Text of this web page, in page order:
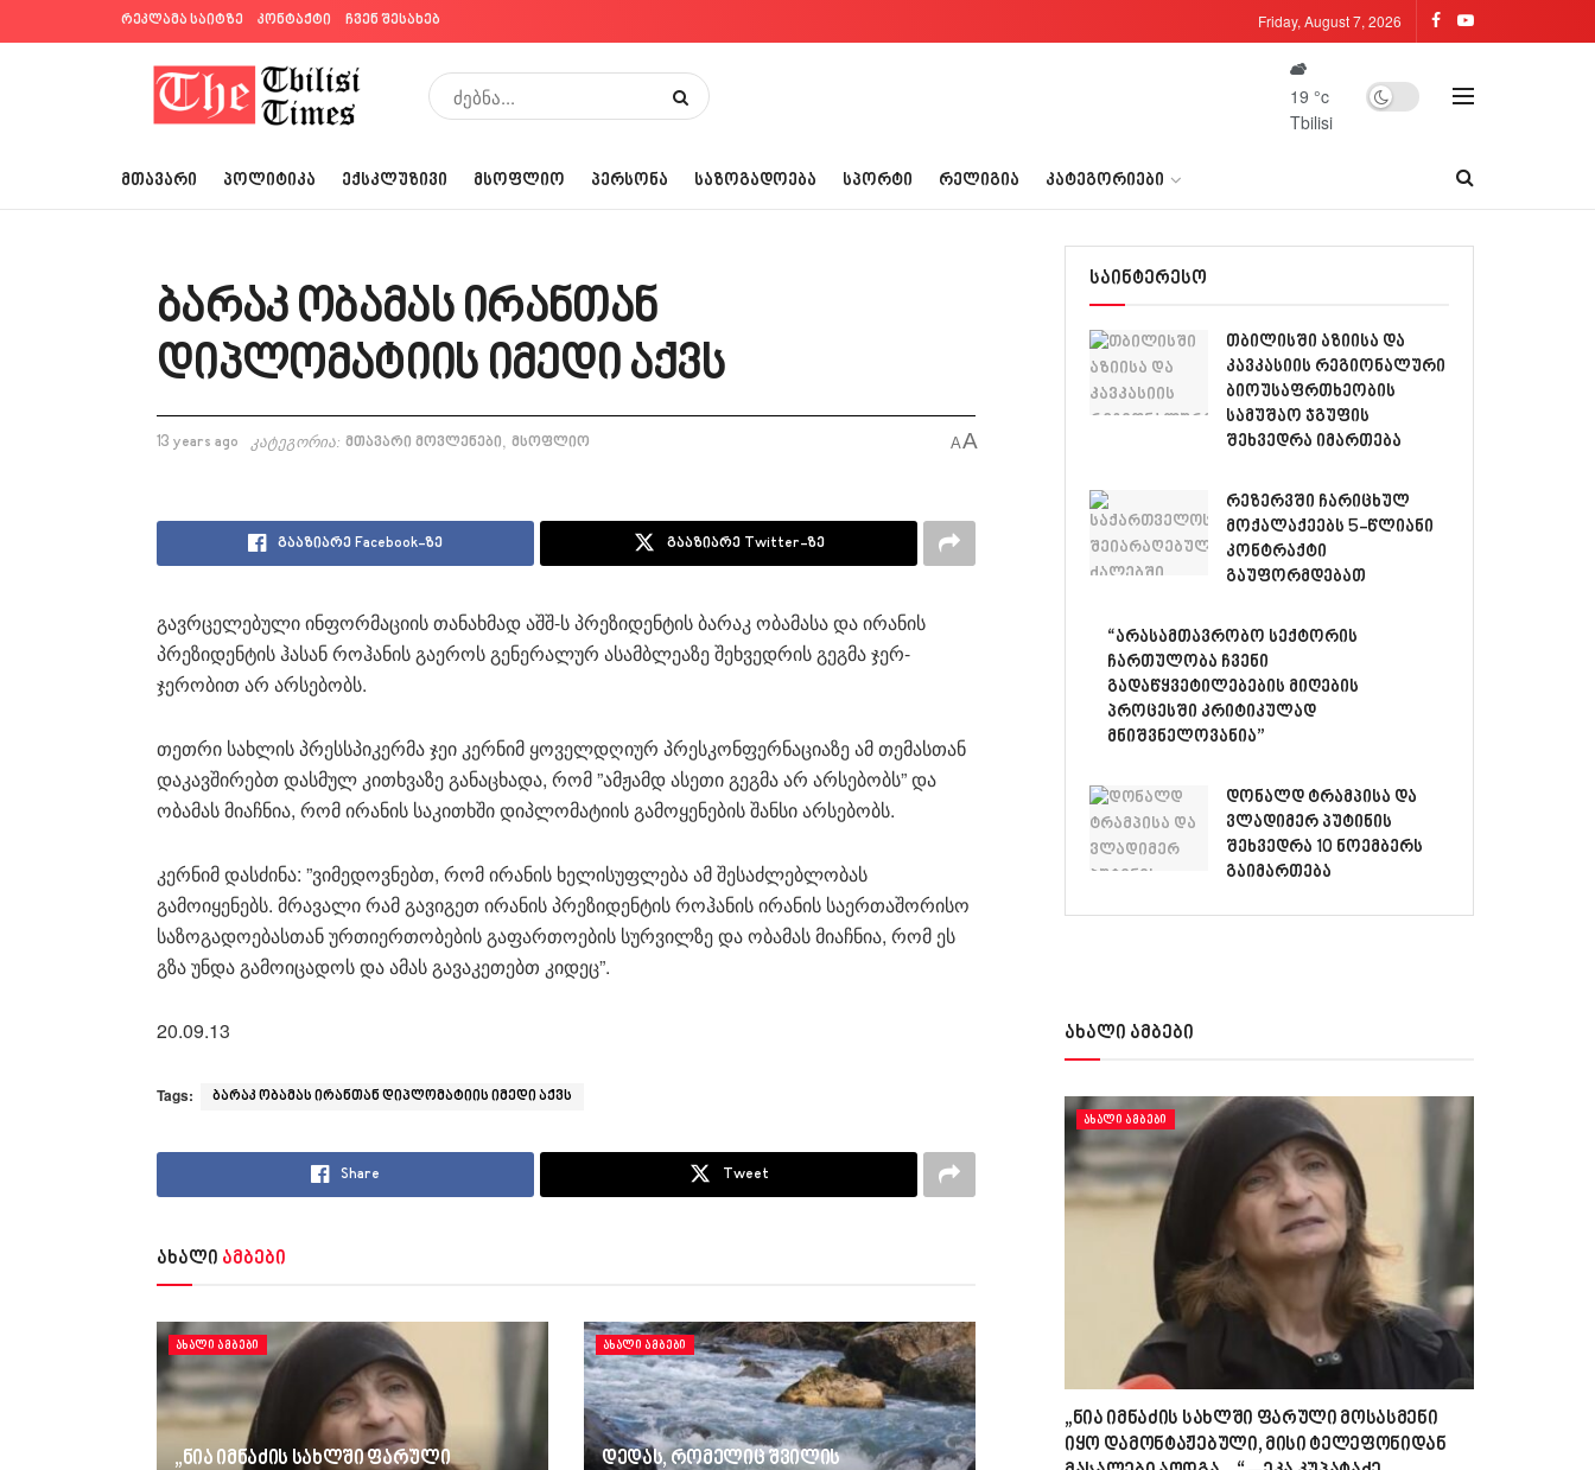
რეკლამა საიტზე კონტაქტი ჩვენ შესახებ Friday, August 7, 2026
19 °c
Tbilisi
ᲛᲗᲐᲕᲐᲠᲘ ᲞᲝᲚᲘᲢᲘᲙᲐ ᲔᲥᲡᲙᲚᲣᲖᲘᲕᲘ ᲛᲡᲝᲤᲚᲘᲝ ᲞᲔᲠᲡᲝᲜᲐ ᲡᲐᲖᲝᲒᲐᲓᲝᲔᲑᲐ ᲡᲞᲝᲠᲢᲘ ᲠᲔᲚᲘᲒᲘᲐ ᲙᲐᲢᲔᲒᲝᲠᲘᲔᲑᲘ
ბარაკ ობამას ირანთან
დიპლომატიის იმედი აქვს
13 years ago კატეგორია: მთავარი მოვლენები, მსოფლიო AA
გააზიარე Facebook-ზე გააზიარე Twitter-ზე
გავრცელებული ინფორმაციის თანახმად აშშ-ს პრეზიდენტის ბარაკ ობამასა და ირანის
პრეზიდენტის ჰასან როჰანის გაეროს გენერალურ ასამბლეაზე შეხვედრის გეგმა ჯერ-
ჯერობით არ არსებობს.
თეთრი სახლის პრესსპიკერმა ჯეი კერნიმ ყოველდღიურ პრესკონფერნაციაზე ამ თემასთან
დაკავშირებთ დასმულ კითხვაზე განაცხადა, რომ ”ამჟამდ ასეთი გეგმა არ არსებობს” და
ობამას მიაჩნია, რომ ირანის საკითხში დიპლომატიის გამოყენების შანსი არსებობს.
კერნიმ დასძინა: ”ვიმედოვნებთ, რომ ირანის ხელისუფლება ამ შესაძლებლობას
გამოიყენებს. მრავალი რამ გავიგეთ ირანის პრეზიდენტის როჰანის ირანის საერთაშორისო
საზოგადოებასთან ურთიერთობების გაფართოების სურვილზე და ობამას მიაჩნია, რომ ეს
გზა უნდა გამოიცადოს და ამას გავაკეთებთ კიდეც”.
20.09.13
Tags: ბარაკ ობამას ირანთან დიპლომატიის იმედი აქვს
Share Tweet
ახალი ამბები
ᲐᲮᲐᲚᲘ ᲐᲛᲑᲔᲑᲘ
„ნია იმნაძის სახლში ფარული
ᲐᲮᲐᲚᲘ ᲐᲛᲑᲔᲑᲘ
დედას, რომელიც შვილის
საინტერესო
თბილისში აზიისა და
კავკასიის რეგიონალური
ბიოუსაფრთხეობის
სამუშაო ჯგუფის
შეხვედრა იმართება
რეზერვში ჩარიცხულ
მოქალაქეებს 5-წლიანი
კონტრაქტი
გაუფორმდებათ
“არასამთავრობო სექტორის
ჩართულობა ჩვენი
გადაწყვეტილებების მიღების
პროცესში კრიტიკულად
მნიშვნელოვანია”
დონალდ ტრამპისა და
ვლადიმერ პუტინის
შეხვედრა 10 ნოემბერს
გაიმართება
ახალი ამბები
ᲐᲮᲐᲚᲘ ᲐᲛᲑᲔᲑᲘ
„ნია იმნაძის სახლში ფარული მოსასმენი
იყო დამონტაჟებული, მისი ტელეფონიდან